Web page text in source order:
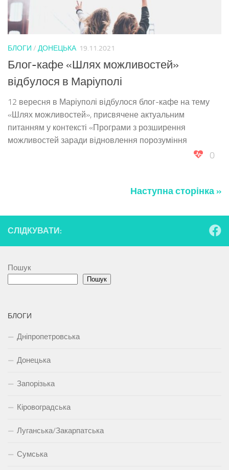
БЛОГИ / ДОНЕЦЬКА 19.11.2021
Блог-кафе «Шлях можливостей»
відбулося в Маріуполі
12 вересня в Маріуполі відбулося блог-кафе на тему
«Шлях можливостей», присвячене актуальним
питанням у контексті «Програми з розширення
можливостей заради відновлення порозуміння
0
Наступна сторінка »
СЛІДКУВАТИ:
Пошук
Пошук
БЛОГИ
Дніпропетровська
Донецька
Запорізька
Кіровоградська
Луганська/Закарпатська
Сумська